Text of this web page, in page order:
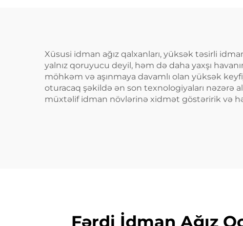
Xüsusi idman ağız qalxanları, yüksək təsirli
yalnız qoruyucu deyil, həm də daha yaxşı
möhkəm və aşınmaya davamlı olan yüksək
oturacaq şəkildə ən son texnologiyaları nəzərə
müxtəlif idman növlərinə xidmət göstəririk və
Fərdi İdman Ağız